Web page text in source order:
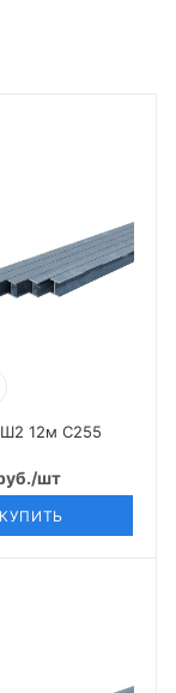
12м С255
/шт
КУПИТЬ